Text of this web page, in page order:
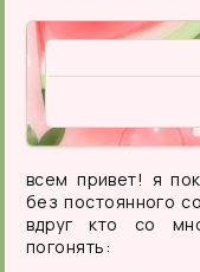
всем привет! я
без постоянного
вдруг кто со
погонять: